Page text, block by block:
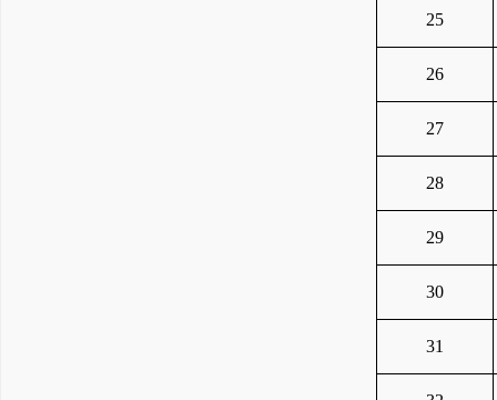
25
26
27
28
29
30
31